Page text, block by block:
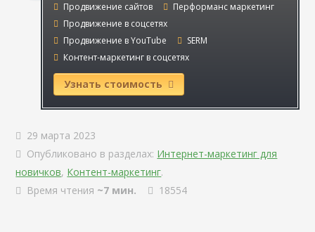
Продвижение сайтов
Перформанс маркетинг
Продвижение в соцсетях
Продвижение в YouTube
SERM
Контент-маркетинг в соцсетях
Узнать стоимость
29 марта 2023
Опубликовано в разделах: Интернет-маркетинг для
новичков, Контент-маркетинг.
Время чтения ~7 мин. 18554